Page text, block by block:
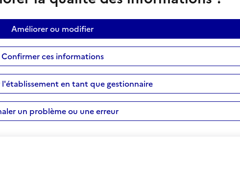
Améliorer ou modifier
Confirmer ces informations
en tant que gestionnaire
un problème ou une erreur